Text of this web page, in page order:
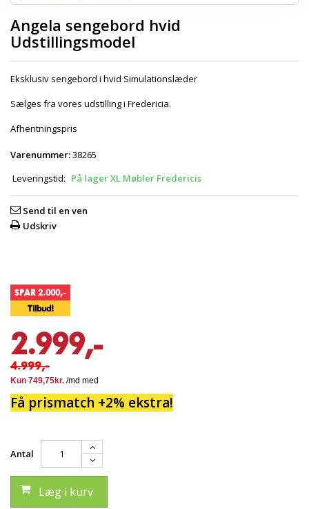
Angela sengebord hvid
Udstillingsmodel
Eksklusiv sengebord i hvid Simulationslæder
Sælges fra vores udstilling i Fredericia.
Afhentningspris
Varenummer:38265
Leveringstid: På lager XL Møbler Fredericis
Send til en ven
Udskriv
SPAR 2.000,-
Tilbud!
2.999,-
4.999,-
Få prismatch +2% ekstra!
Antal
Læg i kurv